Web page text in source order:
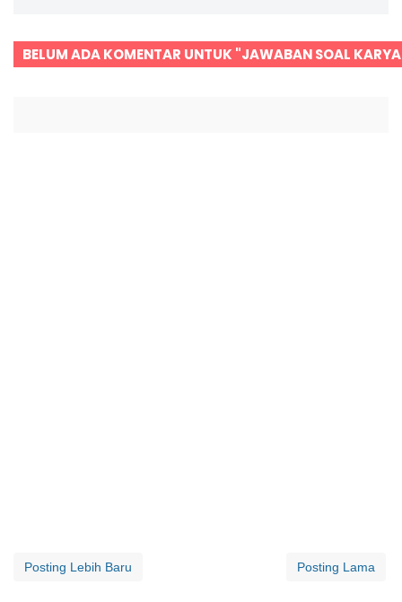
BELUM ADA KOMENTAR UNTUK "JAWABAN SOAL
Posting Lebih Baru Posting Lama